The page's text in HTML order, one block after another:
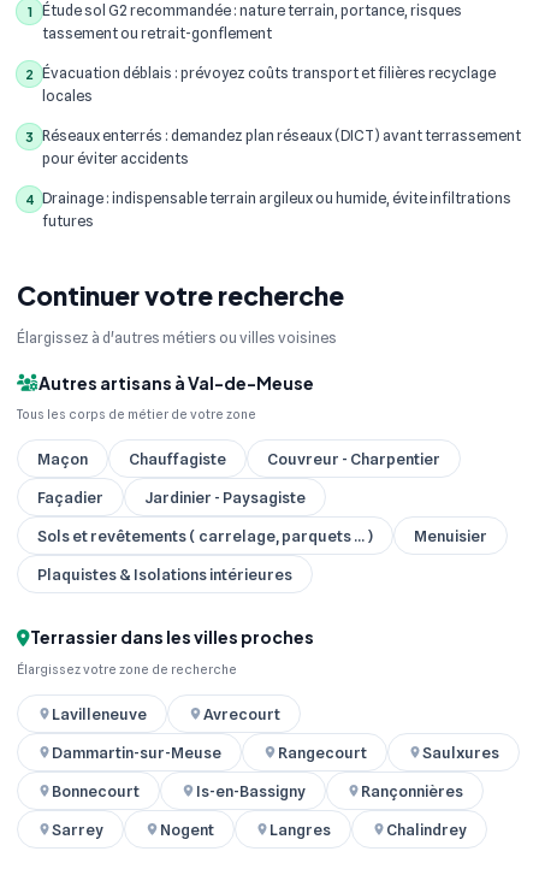
1
Étude sol G2 recommandée : nature terrain, portance, risques
tassement ou retrait-gonflement
2
Évacuation déblais : prévoyez coûts transport et filières recyclage
locales
3
Réseaux enterrés : demandez plan réseaux (DICT) avant terrassement
pour éviter accidents
4 Drainage : indispensable terrain argileux ou humide, évite infiltrations
futures
Continuer votre recherche
Élargissez à d'autres métiers ou villes voisines
Autres artisans à Val-de-Meuse
Tous les corps de métier de votre zone
Maçon Chauffagiste
Couvreur - Charpentier
Façadier
Jardinier - Paysagiste
Sols et revêtements ( carrelage, parquets ... )
Menuisier
Plaquistes & Isolations intérieures
Terrassier dans les villes proches
Élargissez votre zone de recherche
Lavilleneuve
Avrecourt
Dammartin-sur-Meuse
Rangecourt
Saulxures
Bonnecourt
Is-en-Bassigny
Rançonnières
Sarrey
Nogent Langres Chalindrey